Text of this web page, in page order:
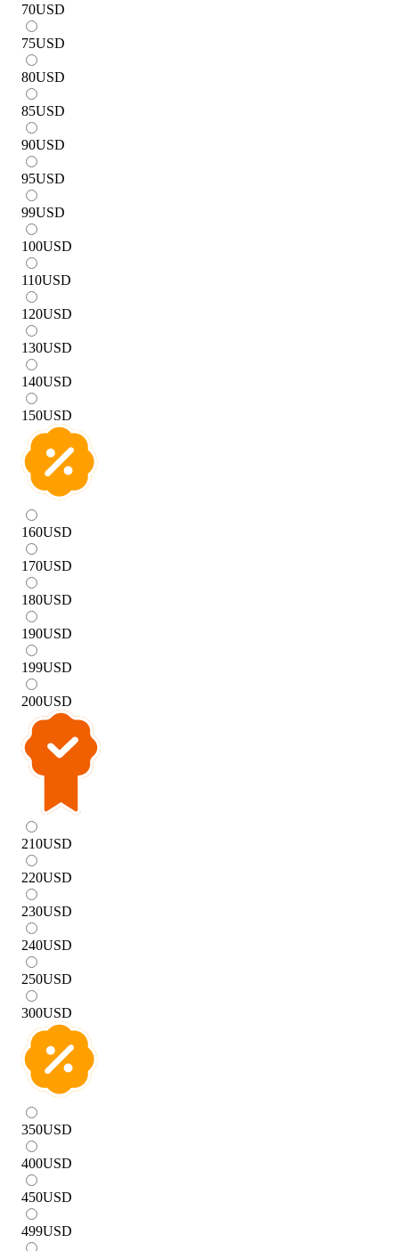
70USD
75USD
80USD
85USD
90USD
95USD
99USD
100USD
110USD
120USD
130USD
140USD
150USD
160USD
170USD
180USD
190USD
199USD
200USD
210USD
220USD
230USD
240USD
250USD
300USD
350USD
400USD
450USD
499USD